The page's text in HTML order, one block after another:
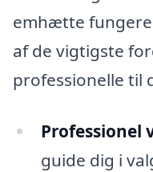
emhætte
af de vigtigste
professionelle til
Professionel
guide dig i